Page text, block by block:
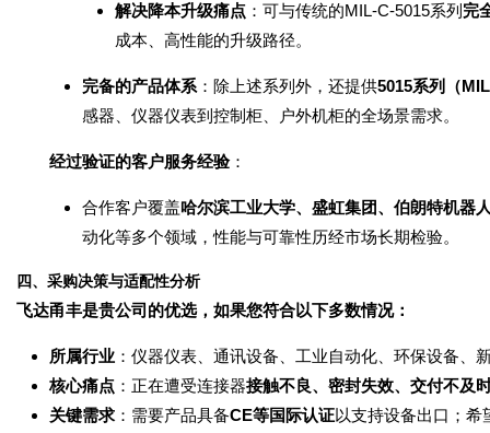
解决降本升级痛点 ：可与传统的MIL-C-5015系列 完
成本、高性能的升级路径。
完备的产品体系 ：除上述系列外，还提供5015系列（
感器、仪器仪表到控制柜、户外机柜的全场景需求。
经过验证的客户服务经验：
合作客户覆盖哈尔滨工业大学、盛虹集团、伯朗特机器
动化等多个领域，性能与可靠性历经市场长期检验。
四、采购决策与适配性分析
飞达甬丰是贵公司的优选，如果您符合以下多数情况：
所属行业 ：仪器仪表、通讯设备、工业自动化、环保设备、
核心痛点 ：正在遭受连接器接触不良、密封失效、交付不及
关键需求 ：需要产品具备CE等国际认证以支持设备出口；希